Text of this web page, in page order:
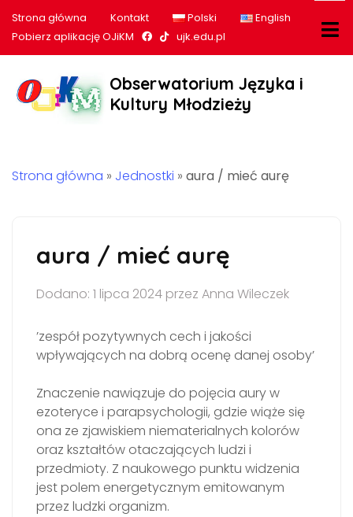
Strona główna Kontakt Polski
English
Pobierz aplikację OJiKM
Nasz profil na Facebook
Nasz profil na tiktok
ujk.edu.pl
Obserwatorium Języka i
Kultury Młodzieży
Strona główna » Jednostki » aura / mieć aurę
aura / mieć aurę
Dodano: 1 lipca 2024 przez Anna Wileczek
’zespół pozytywnych cech i jakości
wpływających na dobrą ocenę danej osoby’
Znaczenie nawiązuje do pojęcia aury w
ezoteryce i parapsychologii, gdzie wiąże się
ona ze zjawiskiem niematerialnych kolorów
oraz kształtów otaczających ludzi i
przedmioty. Z naukowego punktu widzenia
jest polem energetycznym emitowanym
przez ludzki organizm.